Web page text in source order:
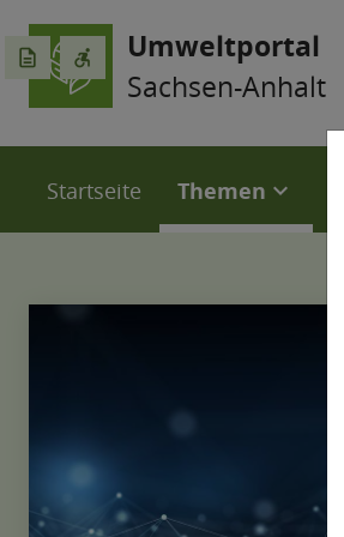
Umweltportal
Sachsen-Anhalt
description accessible_forward
Startseite Themen expand_more